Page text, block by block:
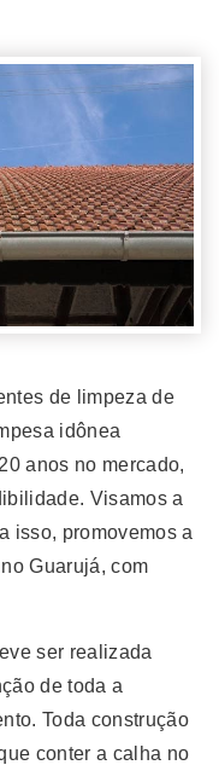
de limpeza de
idônea
anos no mercado,
Visamos a
isso, promovemos a
Guarujá, com
ser realizada
de toda a
Toda construção
conter a calha no